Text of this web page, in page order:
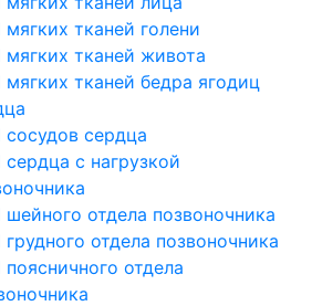
тканей голени
тканей живота
тканей бедра ягодиц
сердца
с нагрузкой
отдела позвоночника
отдела позвоночника
отдела